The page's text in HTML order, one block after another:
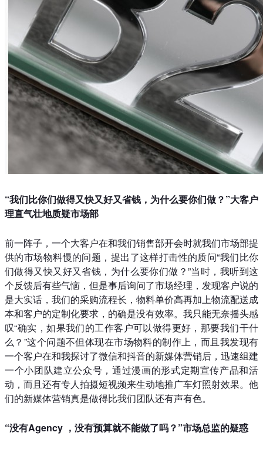
“我们比你们做得又快又好又省钱，为什么要你们做？”大客户
理直气壮地质疑市场部
前一阵子，一个大客户在和我们销售部开会时就我们市场部提
供的市场物料慢的问题，提出了这样打击性的质问“我们比你
们做得又快又好又省钱，为什么要你们做？”当时，我听到这
个反馈后有些气恼，但是事后询问了市场经理，发现客户说的
是大实话，我们的采购流程长，物料单价高再加上物流配送成
本和客户的定制化要求，的确是没有效率。我只能无奈摇头感
叹“确实，如果我们的工作客户可以做得更好，那要我们干什
么？”这个问题不但体现在市场物料的制作上，而且我发现有
一个客户在和我探讨了微信和抖音的新媒体营销后，迅速组建
一个小团队建立公众号，通过漫画的形式定期宣传产品和活
动，而且还有专人拍摄短视频来生动地推广车灯照射效果。他
们的新媒体营销真是做得比我们团队还有声有色。
“没有Agency ，没有预算就不能做了吗？”市场总监的疑惑